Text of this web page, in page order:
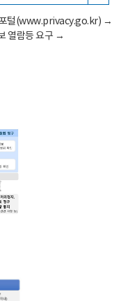
포털(www.privacy.go.kr) →
열람등 요구 →